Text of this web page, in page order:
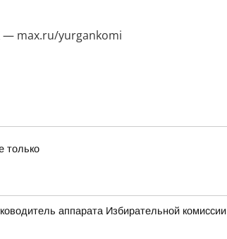
— max.ru/yurgankomi
только
аппарата Избирательной